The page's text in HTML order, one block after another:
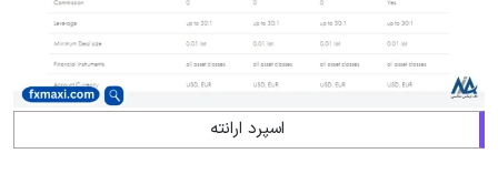
اسپرد ارانته